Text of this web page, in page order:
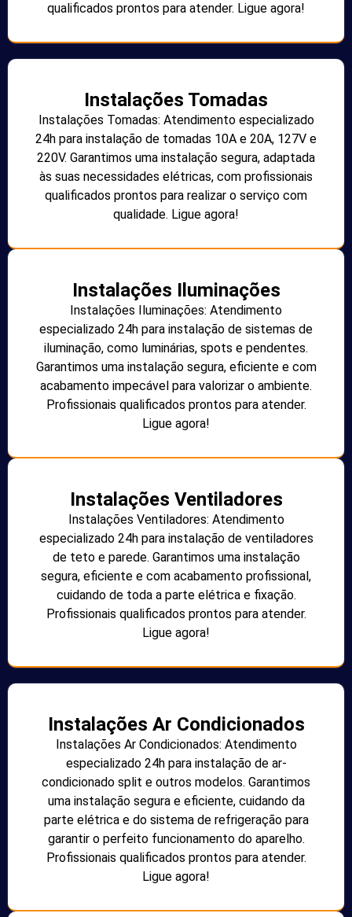
qualificados prontos para atender. Ligue agora!
Instalações Tomadas
Instalações Tomadas: Atendimento especializado
24h para instalação de tomadas 10A e 20A, 127V e
220V. Garantimos uma instalação segura, adaptada
às suas necessidades elétricas, com profissionais
qualificados prontos para realizar o serviço com
qualidade. Ligue agora!
Instalações Iluminações
Instalações Iluminações: Atendimento
especializado 24h para instalação de sistemas de
iluminação, como luminárias, spots e pendentes.
Garantimos uma instalação segura, eficiente e com
acabamento impecável para valorizar o ambiente.
Profissionais qualificados prontos para atender.
Ligue agora!
Instalações Ventiladores
Instalações Ventiladores: Atendimento
especializado 24h para instalação de ventiladores
de teto e parede. Garantimos uma instalação
segura, eficiente e com acabamento profissional,
cuidando de toda a parte elétrica e fixação.
Profissionais qualificados prontos para atender.
Ligue agora!
Instalações Ar Condicionados
Instalações Ar Condicionados: Atendimento
especializado 24h para instalação de ar-
condicionado split e outros modelos. Garantimos
uma instalação segura e eficiente, cuidando da
parte elétrica e do sistema de refrigeração para
garantir o perfeito funcionamento do aparelho.
Profissionais qualificados prontos para atender.
Ligue agora!